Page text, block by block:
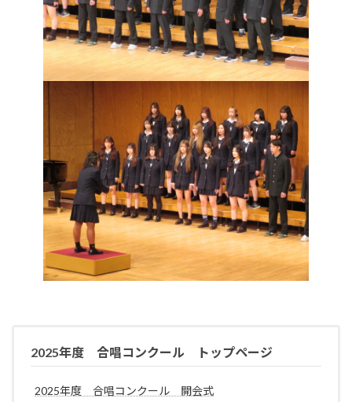
2025年度 合唱コンクール トップページ
2025年度 合唱コンクール 開会式